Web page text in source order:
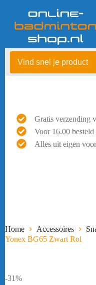
Gratis verzending
Voor 16.00
Alles uit eigen
Home Accessoires
Yonex BG65 Zwart Rol
-31%